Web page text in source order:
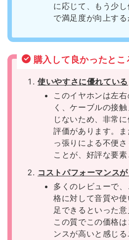
に応じて、もう少
で満足度が向上する
購入して良かったとこ
使いやすさに優れている
このイヤホンは左
く、ケーブルの接
じないため、非常
評価があります。
っ張りによる不便
ことが、好評な要素
コストパフォーマンス
多くのレビューで
格に対して音質や
足できるといった意
この質でこの価格
ンスが高いと感じる